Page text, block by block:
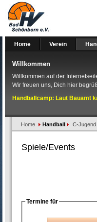
Home Verein
Willkommen
Willkommen auf der
Wir freuen uns, Dich hier
Handballcamp: Laut Bauamt
Home Handball C-Jugend
Spiele/Events
Termine für